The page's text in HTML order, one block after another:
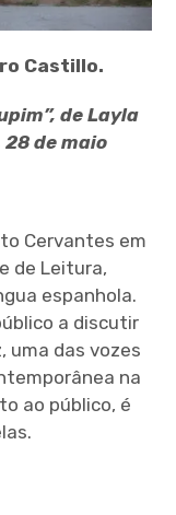
Castillo.
de Layla
de maio
Cervantes em
de Leitura,
espanhola.
a discutir
uma das vozes
na
ao público, é